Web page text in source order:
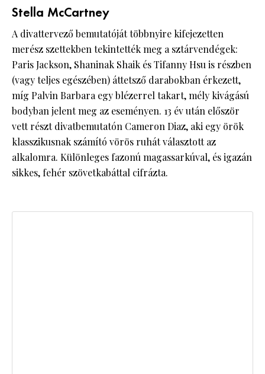
Stella McCartney
A divattervező bemutatóját többnyire kifejezetten
merész szettekben tekintették meg a sztárvendégek:
Paris Jackson, Shaninak Shaik és Tifanny Hsu is részben
(vagy teljes egészében) áttetsző darabokban érkezett,
míg Palvin Barbara egy blézerrel takart, mély kivágású
bodyban jelent meg az eseményen. 13 év után először
vett részt divatbemutatón Cameron Diaz, aki egy örök
klasszikusnak számító vörös ruhát választott az
alkalomra. Különleges fazonú magassarkúval, és igazán
sikkes, fehér szövetkabáttal cifrázta.